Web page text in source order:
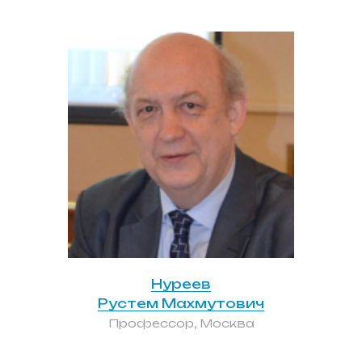
Нуреев
Рустем Махмутович
Профессор, Москва